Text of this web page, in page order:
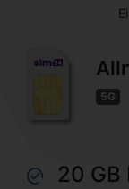
5G
20